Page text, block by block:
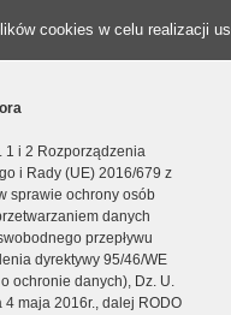
cookies w celu realizacji
1 i 2 Rozporządzenia
i Rady (UE) 2016/679 z
sprawie ochrony osób
danych
przepływu
dyrektywy 95/46/WE
ochronie danych), Dz. U.
4 maja 2016r., dalej RODO